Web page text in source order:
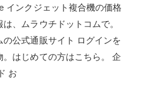
ンクジェット複合機の価格
、ムラウチドットコムで。
公式通販サイト ログインを
。はじめての方はこちら。 企
お